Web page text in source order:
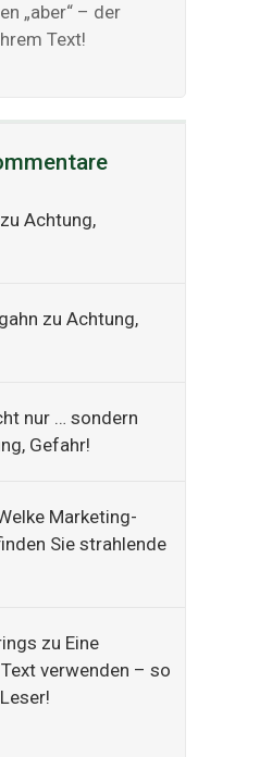
„aber“ – der
Text!
zu Achtung,
zu Achtung,
nur … sondern
Gefahr!
Marketing-
Sie strahlende
zu Eine
verwenden – so